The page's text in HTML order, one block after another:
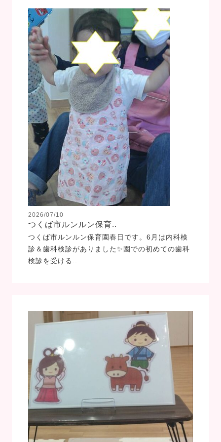
2026/07/10
つくば市ルンルン保育..
つくば市ルンルン保育園春日です。6月は内科検
診＆歯科検診がありました✨園での初めての歯科
検診を受ける..